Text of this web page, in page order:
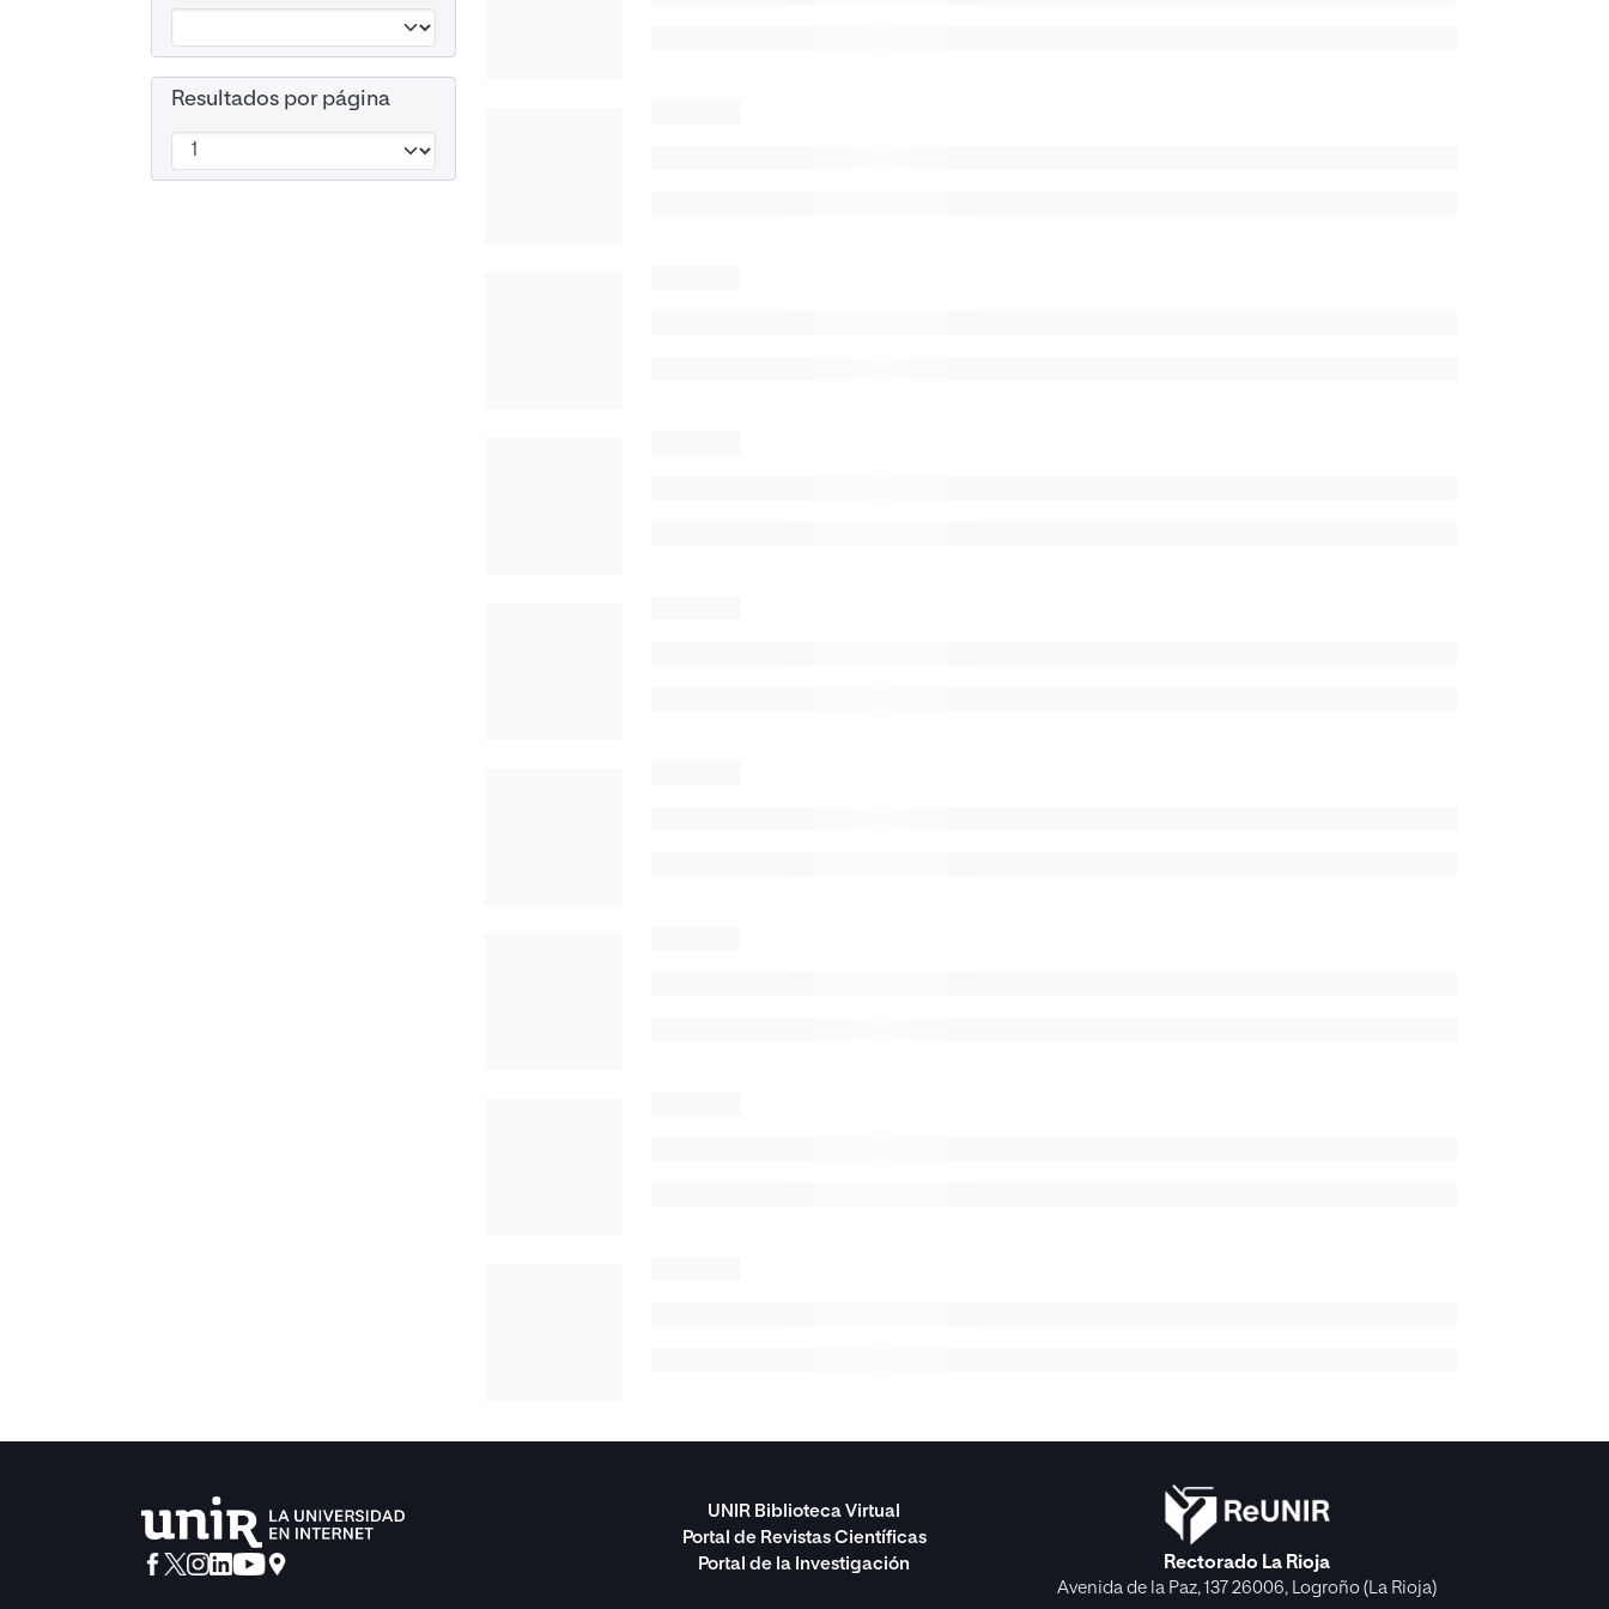
Resultados por página
UNIR Biblioteca Virtual
Portal de Revistas Científicas
Portal de la Investigación
Rectorado La Rioja
Avenida de la Paz, 137 26006, Logroño (La Rioja)